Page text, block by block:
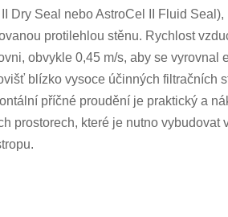
Dry Seal nebo AstroCel II Fluid
protilehlou stěnu. Rychlost
obvykle 0,45 m/s, aby se vyrovnal
blízko vysoce účinných filtračních
příčné proudění je praktický a
prostorech, které je nutno vybudovat